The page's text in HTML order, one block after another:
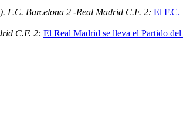
F.C. Barcelona 2 -Real Madrid C.F. 2: El F.C.
C.F. 2: El Real Madrid se lleva el Partido